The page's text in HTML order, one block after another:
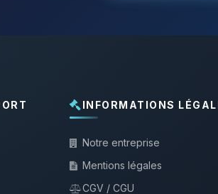
INFORMATIONS
Notre entreprise
Mentions légales
CGV / CGU